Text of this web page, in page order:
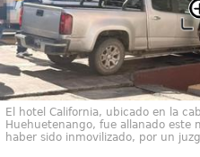
El hotel California, ubicado en la
Huehuetenango, fue allanado este
haber sido inmovilizado, por un